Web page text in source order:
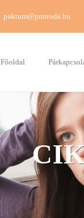
paktum@pmiroda.hu
Főoldal